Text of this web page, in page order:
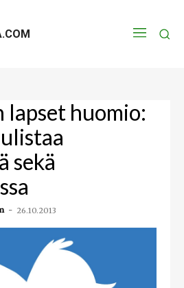
lapset huomio:
sekä
- 26.10.2013